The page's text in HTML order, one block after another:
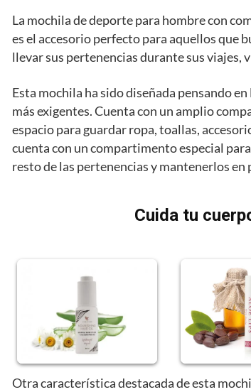
La mochila de deporte para hombre con
es el accesorio perfecto para aquellos que
llevar sus pertenencias durante sus viajes,
Esta mochila ha sido diseñada pensando
más exigentes. Cuenta con un amplio
espacio para guardar ropa, toallas,
cuenta con un compartimento especial
resto de las pertenencias y mantenerlos en
Cuida tu
Otra característica destacada de esta